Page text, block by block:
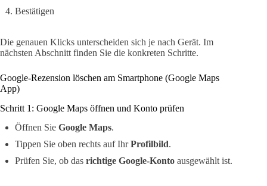
Bestätigen
Die genauen Klicks unterscheiden sich je nach Gerät. Im
nächsten Abschnitt finden Sie die konkreten Schritte.
Google-Rezension löschen am Smartphone (Google Maps
App)
Schritt 1: Google Maps öffnen und Konto prüfen
Öffnen Sie Google Maps.
Tippen Sie oben rechts auf IhrProfilbild.
Prüfen Sie, ob das richtige Google-Konto ausgewählt ist.